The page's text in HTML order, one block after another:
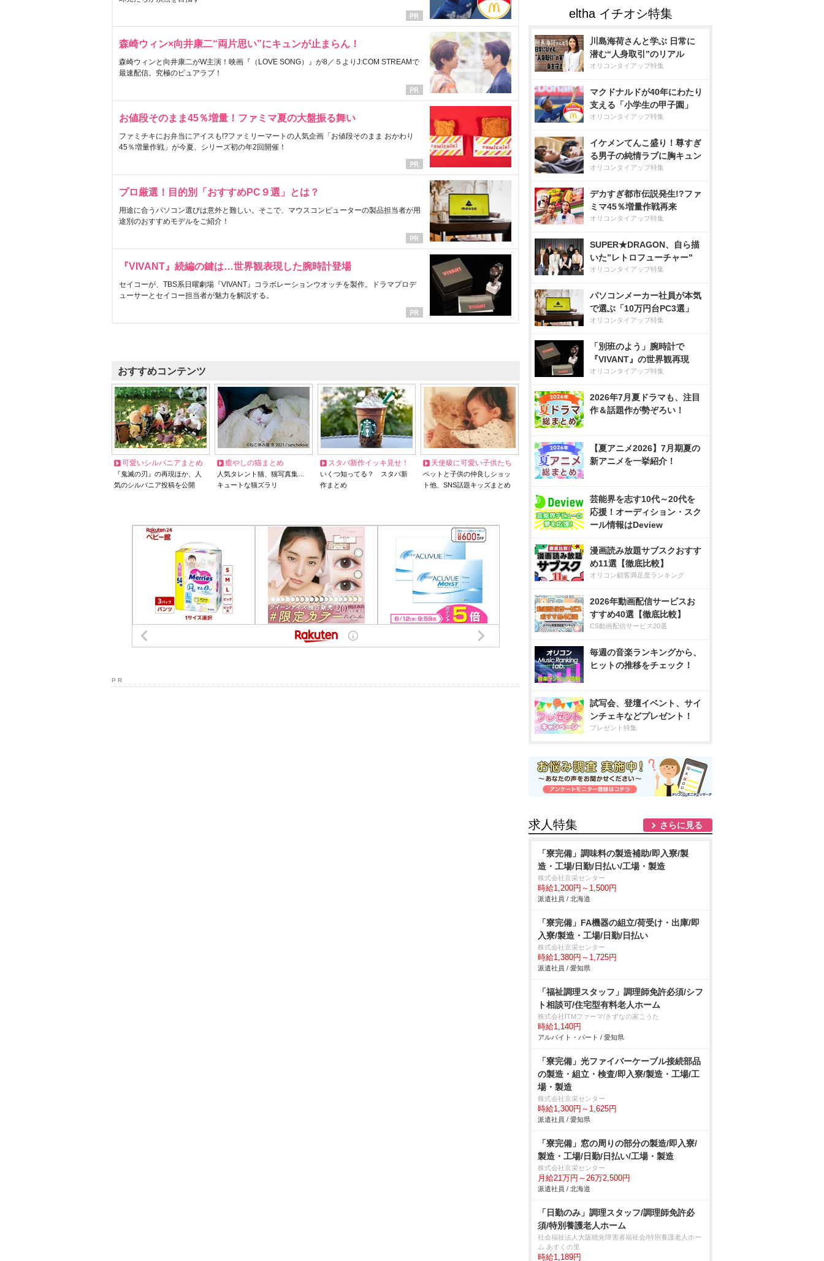
森崎ウィン×向井康二“両片思い”にキュンが止まらん！
森崎ウィンと向井康二がW主演！映画『（LOVE SONG）』が8／５よりJ:COM STREAMで
最速配信。究極のピュアラブ！
お値段そのまま45％増量！ファミマ夏の大盤振る舞い
ファミチキにお弁当にアイスも!?ファミリーマートの人気企画「お値段そのまま おかわり
45％増量作戦」が今夏、シリーズ初の年2回開催！
プロ厳選！目的別「おすすめPC９選」とは？
用途に合うパソコン選びは意外と難しい。そこで、マウスコンピューターの製品担当者が用
途別のおすすめモデルをご紹介！
『VIVANT』続編の鍵は…世界観表現した腕時計登場
セイコーが、TBS系日曜劇場『VIVANT』コラボレーションウオッチを製作。ドラマプロデ
ューサーとセイコー担当者が魅力を解説する。
おすすめコンテンツ
可愛いシルバニアまとめ
『鬼滅の刃』の再現ほか、人
気のシルバニア投稿を公開
癒やしの猫まとめ
人気タレント猫、猫写真集…
キュートな猫ズラリ
スタバ新作イッキ見せ！
いくつ知ってる？ スタバ新
作まとめ
天使級に可愛い子供たち
ペットと子供の仲良しショッ
ト他、SNS話題キッズまとめ
P R
川島海荷さんと学ぶ 日常に
潜む“人身取引”のリアル
オリコンタイアップ特集
マクドナルドが40年にわたり
支える「小学生の甲子園」
オリコンタイアップ特集
イケメンてんこ盛り！尊すぎ
る男子の純情ラブに胸キュン
オリコンタイアップ特集
デカすぎ都市伝説発生!?ファ
ミマ45％増量作戦再来
オリコンタイアップ特集
SUPER★DRAGON、自ら描
いた”レトロフューチャー”
オリコンタイアップ特集
パソコンメーカー社員が本気
で選ぶ「10万円台PC3選」
オリコンタイアップ特集
「別班のよう」腕時計で
『VIVANT』の世界観再現
オリコンタイアップ特集
2026年7月夏ドラマも、注目
作＆話題作が勢ぞろい！
【夏アニメ2026】7月期夏の
新アニメを一挙紹介！
芸能界を志す10代～20代を
応援！オーディション・スク
ール情報はDeview
漫画読み放題サブスクおすす
め11選【徹底比較】
オリコン顧客満足度ランキング
2026年動画配信サービスお
すすめ40選【徹底比較】
CS動画配信サービス20選
毎週の音楽ランキングから、
ヒットの推移をチェック！
試写会、登壇イベント、サイ
ンチェキなどプレゼント！
プレゼント特集
求人特集 さらに見る
「寮完備」調味料の製造補助/即入寮/製
造・工場/日勤/日払い/工場・製造
株式会社京栄センター
時給1,200円～1,500円
派遣社員 / 北海道
「寮完備」FA機器の組立/荷受け・出庫/即
入寮/製造・工場/日勤/日払い
株式会社京栄センター
時給1,380円～1,725円
派遣社員 / 愛知県
「福祉調理スタッフ」調理師免許必須/シフ
ト相談可/住宅型有料老人ホーム
株式会社ITMファーマ/きずなの家こうた
時給1,140円
アルバイト・パート / 愛知県
「寮完備」光ファイバーケーブル接続部品
の製造・組立・検査/即入寮/製造・工場/工
場・製造
株式会社京栄センター
時給1,300円～1,625円
派遣社員 / 愛知県
「寮完備」窓の周りの部分の製造/即入寮/
製造・工場/日勤/日払い/工場・製造
株式会社京栄センター
月給21万円～26万2,500円
派遣社員 / 北海道
「日勤のみ」調理スタッフ/調理師免許必
須/特別養護老人ホーム
社会福祉法人大阪聴覚障害者福祉会/特別養護老人ホー
ム あすくの里
時給1,189円